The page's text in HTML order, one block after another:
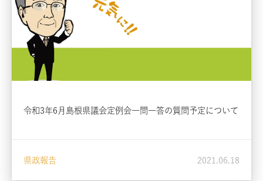
令和3年6月島根県議会定例会一問一答の質問予定について
県政報告 2021.06.18